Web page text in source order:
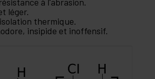
léger.
thermique.
insipide et inoffensif.